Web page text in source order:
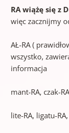
RA wiążę się z
więc zacznijmy
AŁ-RA (
wszystko,
informacja
mant-RA, czak-
lite-RA, ligatu-